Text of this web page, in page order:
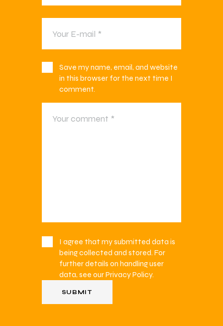
Save my name, email, and website
in this browser for the next time I
comment.
I agree that my submitted data is
being collected and stored. For
further details on handling user
data, see ourPrivacy Policy.